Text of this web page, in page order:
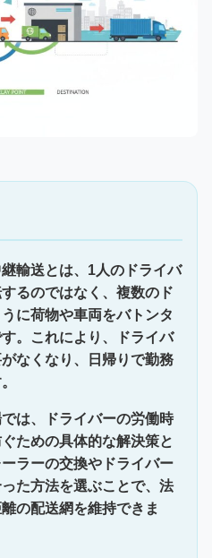
輸送とは、1人のドライバ
るのではなく、複数のド
に荷物や車両をバトンタ
。これにより、ドライバ
なくなり、日帰りで勤務
は、ドライバーの労働時
ための具体的な解決策と
ラーの交換やドライバー
た方法を選ぶことで、法
の配送網を維持できま